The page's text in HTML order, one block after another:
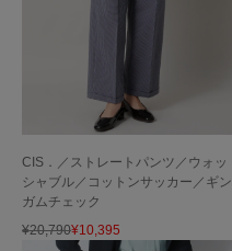
CIS．／ストレートパンツ／ウォッ
シャブル／コットンサッカー／ギン
ガムチェック
¥20,790¥10,395